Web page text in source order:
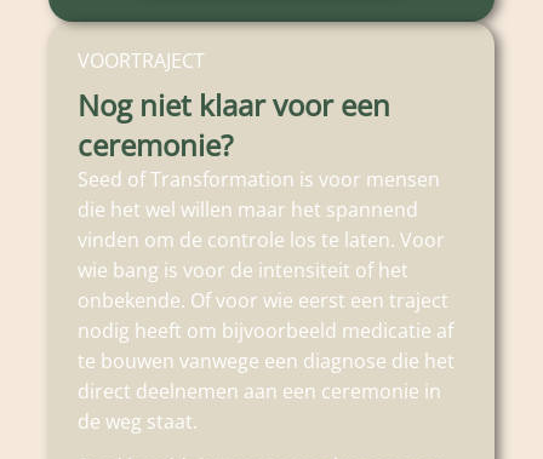
VOORTRAJECT
Nog niet klaar voor een
ceremonie?
Seed of Transformation is voor mensen
die het wel willen maar het spannend
vinden om de controle los te laten. Voor
wie bang is voor de intensiteit of het
onbekende. Of voor wie eerst een traject
nodig heeft om bijvoorbeeld medicatie af
te bouwen vanwege een diagnose die het
direct deelnemen aan een ceremonie in
de weg staat.